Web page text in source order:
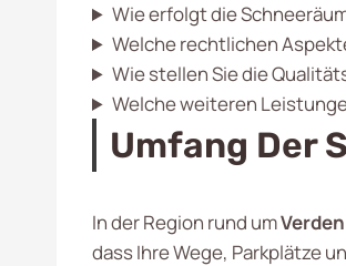
Wie erfolgt die
Welche rechtlichen
Wie stellen Sie die
Welche weiteren
Umfang Der
In der Region rund umVerden
dass Ihre Wege, Parkplätze